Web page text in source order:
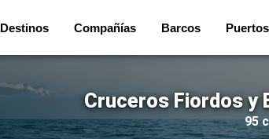
Destinos Compañías Barcos Puertos
Cruceros Fiordos y
95